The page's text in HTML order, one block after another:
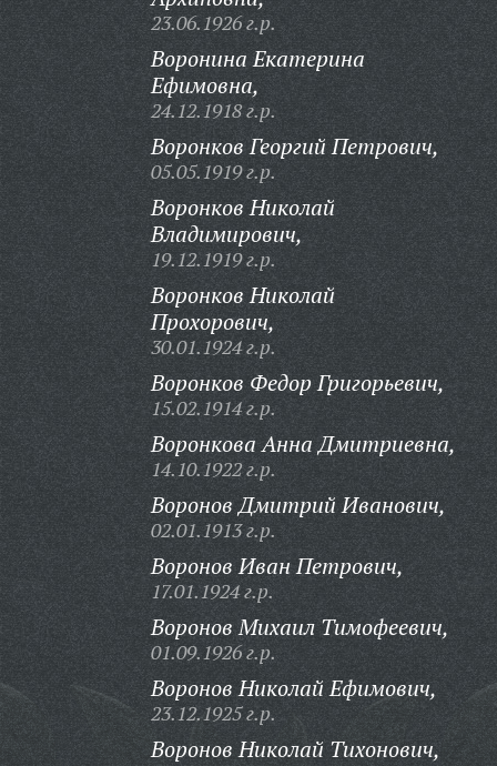
23.06.1926 г.р.
Воронина Екатерина
Ефимовна,
24.12.1918 г.р.
Воронков Георгий Петрович,
05.05.1919 г.р.
Воронков Николай
Владимирович,
19.12.1919 г.р.
Воронков Николай
Прохорович,
30.01.1924 г.р.
Воронков Федор Григорьевич,
15.02.1914 г.р.
Воронкова Анна Дмитриевна,
14.10.1922 г.р.
Воронов Дмитрий Иванович,
02.01.1913 г.р.
Воронов Иван Петрович,
17.01.1924 г.р.
Воронов Михаил Тимофеевич,
01.09.1926 г.р.
Воронов Николай Ефимович,
23.12.1925 г.р.
Воронов Николай Тихонович,